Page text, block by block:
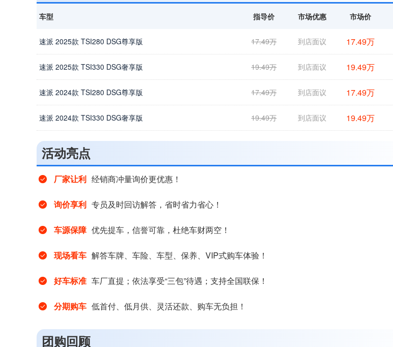
褚先生 158*****887 柯迪亚克GT 南宁 1天前 曹女士 138*****486 明锐 钦州
崔女士 150*****353 柯迪亚克 南宁 7月31 褚先生 136*****136 柯珞克 防城港
朱先生 178*****131 柯迪亚克GT 百色 8月2 于女士 189*****162 柯珞克 钦州
车型 指导价 市场优惠 市场价
速派 2025款 TSI280 DSG尊享版 17.49万 到店面议 17.49万
速派 2025款 TSI330 DSG奢享版 19.49万 到店面议 19.49万
速派 2024款 TSI280 DSG尊享版 17.49万 到店面议 17.49万
速派 2024款 TSI330 DSG奢享版 19.49万 到店面议 19.49万
活动亮点
厂家让利 经销商冲量询价更优惠！
询价享利 专员及时回访解答，省时省力省心！
车源保障 优先提车，信誉可靠，杜绝车财两空！
现场看车 解答车牌、车险、车型、保养、VIP式购车体验！
好车标准 车厂直提；依法享受“三包”待遇；支持全国联保！
分期购车 低首付、低月供、灵活还款、购车无负担！
团购回顾